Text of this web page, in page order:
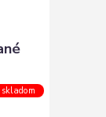
skladom